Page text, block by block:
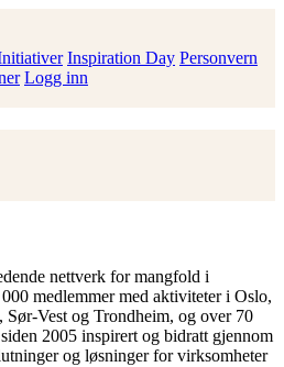
Inspiration Day Personvern
Logg inn
nettverk for mangfold i
medlemmer med aktiviteter i Oslo,
Sør-Vest og Trondheim, og over 70
2005 inspirert og bidratt gjennom
og løsninger for virksomheter